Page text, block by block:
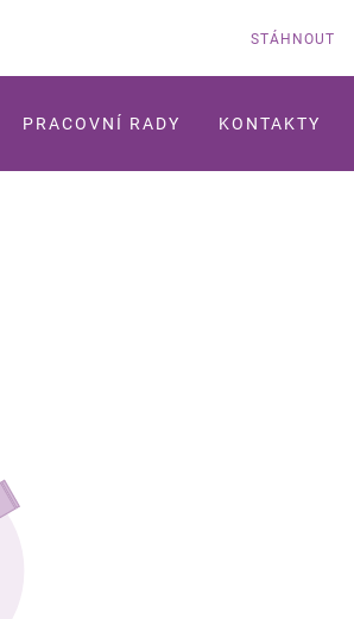
STÁHNOUT
PRACOVNÍ RADY KONTAKTY